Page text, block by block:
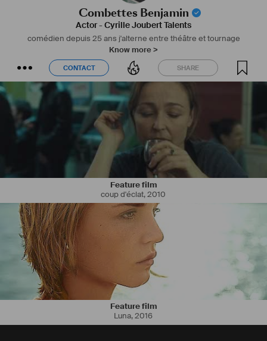
Combettes Benjamin
Actor-Cyrille Joubert Talents
comédien depuis 25 ans j'alterne entre théâtre et tournage
Know more >
CONTACT SHARE
CONTACT SHARE
Feature film
coup d'éclat,2010
Feature film
Luna,2016